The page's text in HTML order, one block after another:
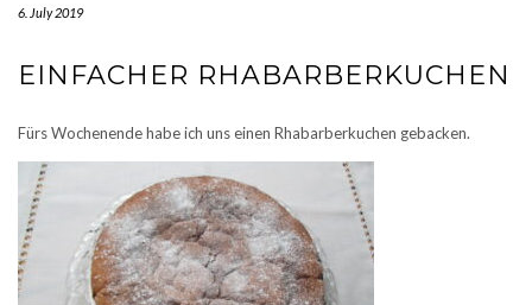
6. July 2019
EINFACHER RHABARBERKUCHEN
Fürs Wochenende habe ich uns einen Rhabarberkuchen gebacken.